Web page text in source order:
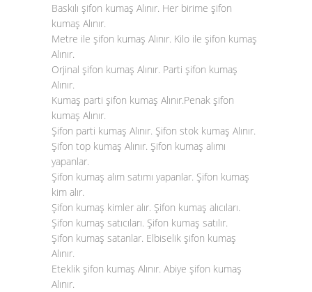
Baskılı şifon kumaş Alınır. Her birime şifon
kumaş Alınır.
Metre ile şifon kumaş Alınır. Kilo ile şifon kumaş
Alınır.
Orjinal şifon kumaş Alınır. Parti şifon kumaş
Alınır.
Kumaş parti şifon kumaş Alınır.Penak şifon
kumaş Alınır.
Şifon parti kumaş Alınır. Şifon stok kumaş Alınır.
Şifon top kumaş Alınır. Şifon kumaş alımı
yapanlar.
Şifon kumaş alım satımı yapanlar. Şifon kumaş
kim alır.
Şifon kumaş kimler alır. Şifon kumaş alıcıları.
Şifon kumaş satıcıları. Şifon kumaş satılır.
Şifon kumaş satanlar. Elbiselik şifon kumaş
Alınır.
Eteklik şifon kumaş Alınır. Abiye şifon kumaş
Alınır.